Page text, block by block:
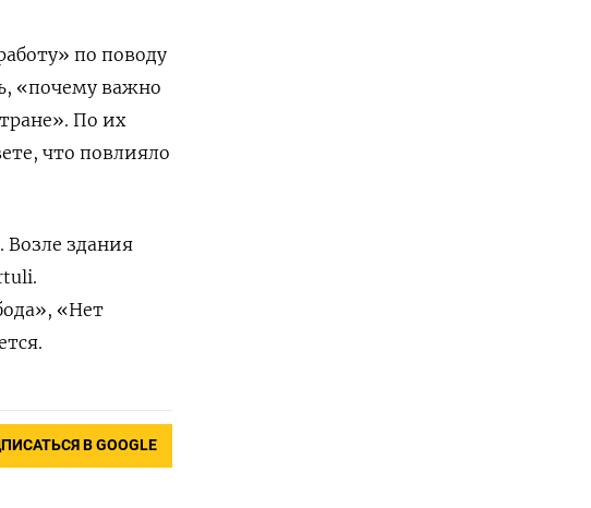
по поводу
«почему важно
По их
что повлияло
здания
«Нет
В GOOGLE